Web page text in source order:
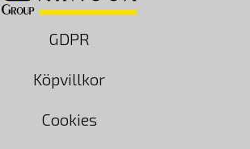
GDPR
Köpvillkor
Cookies